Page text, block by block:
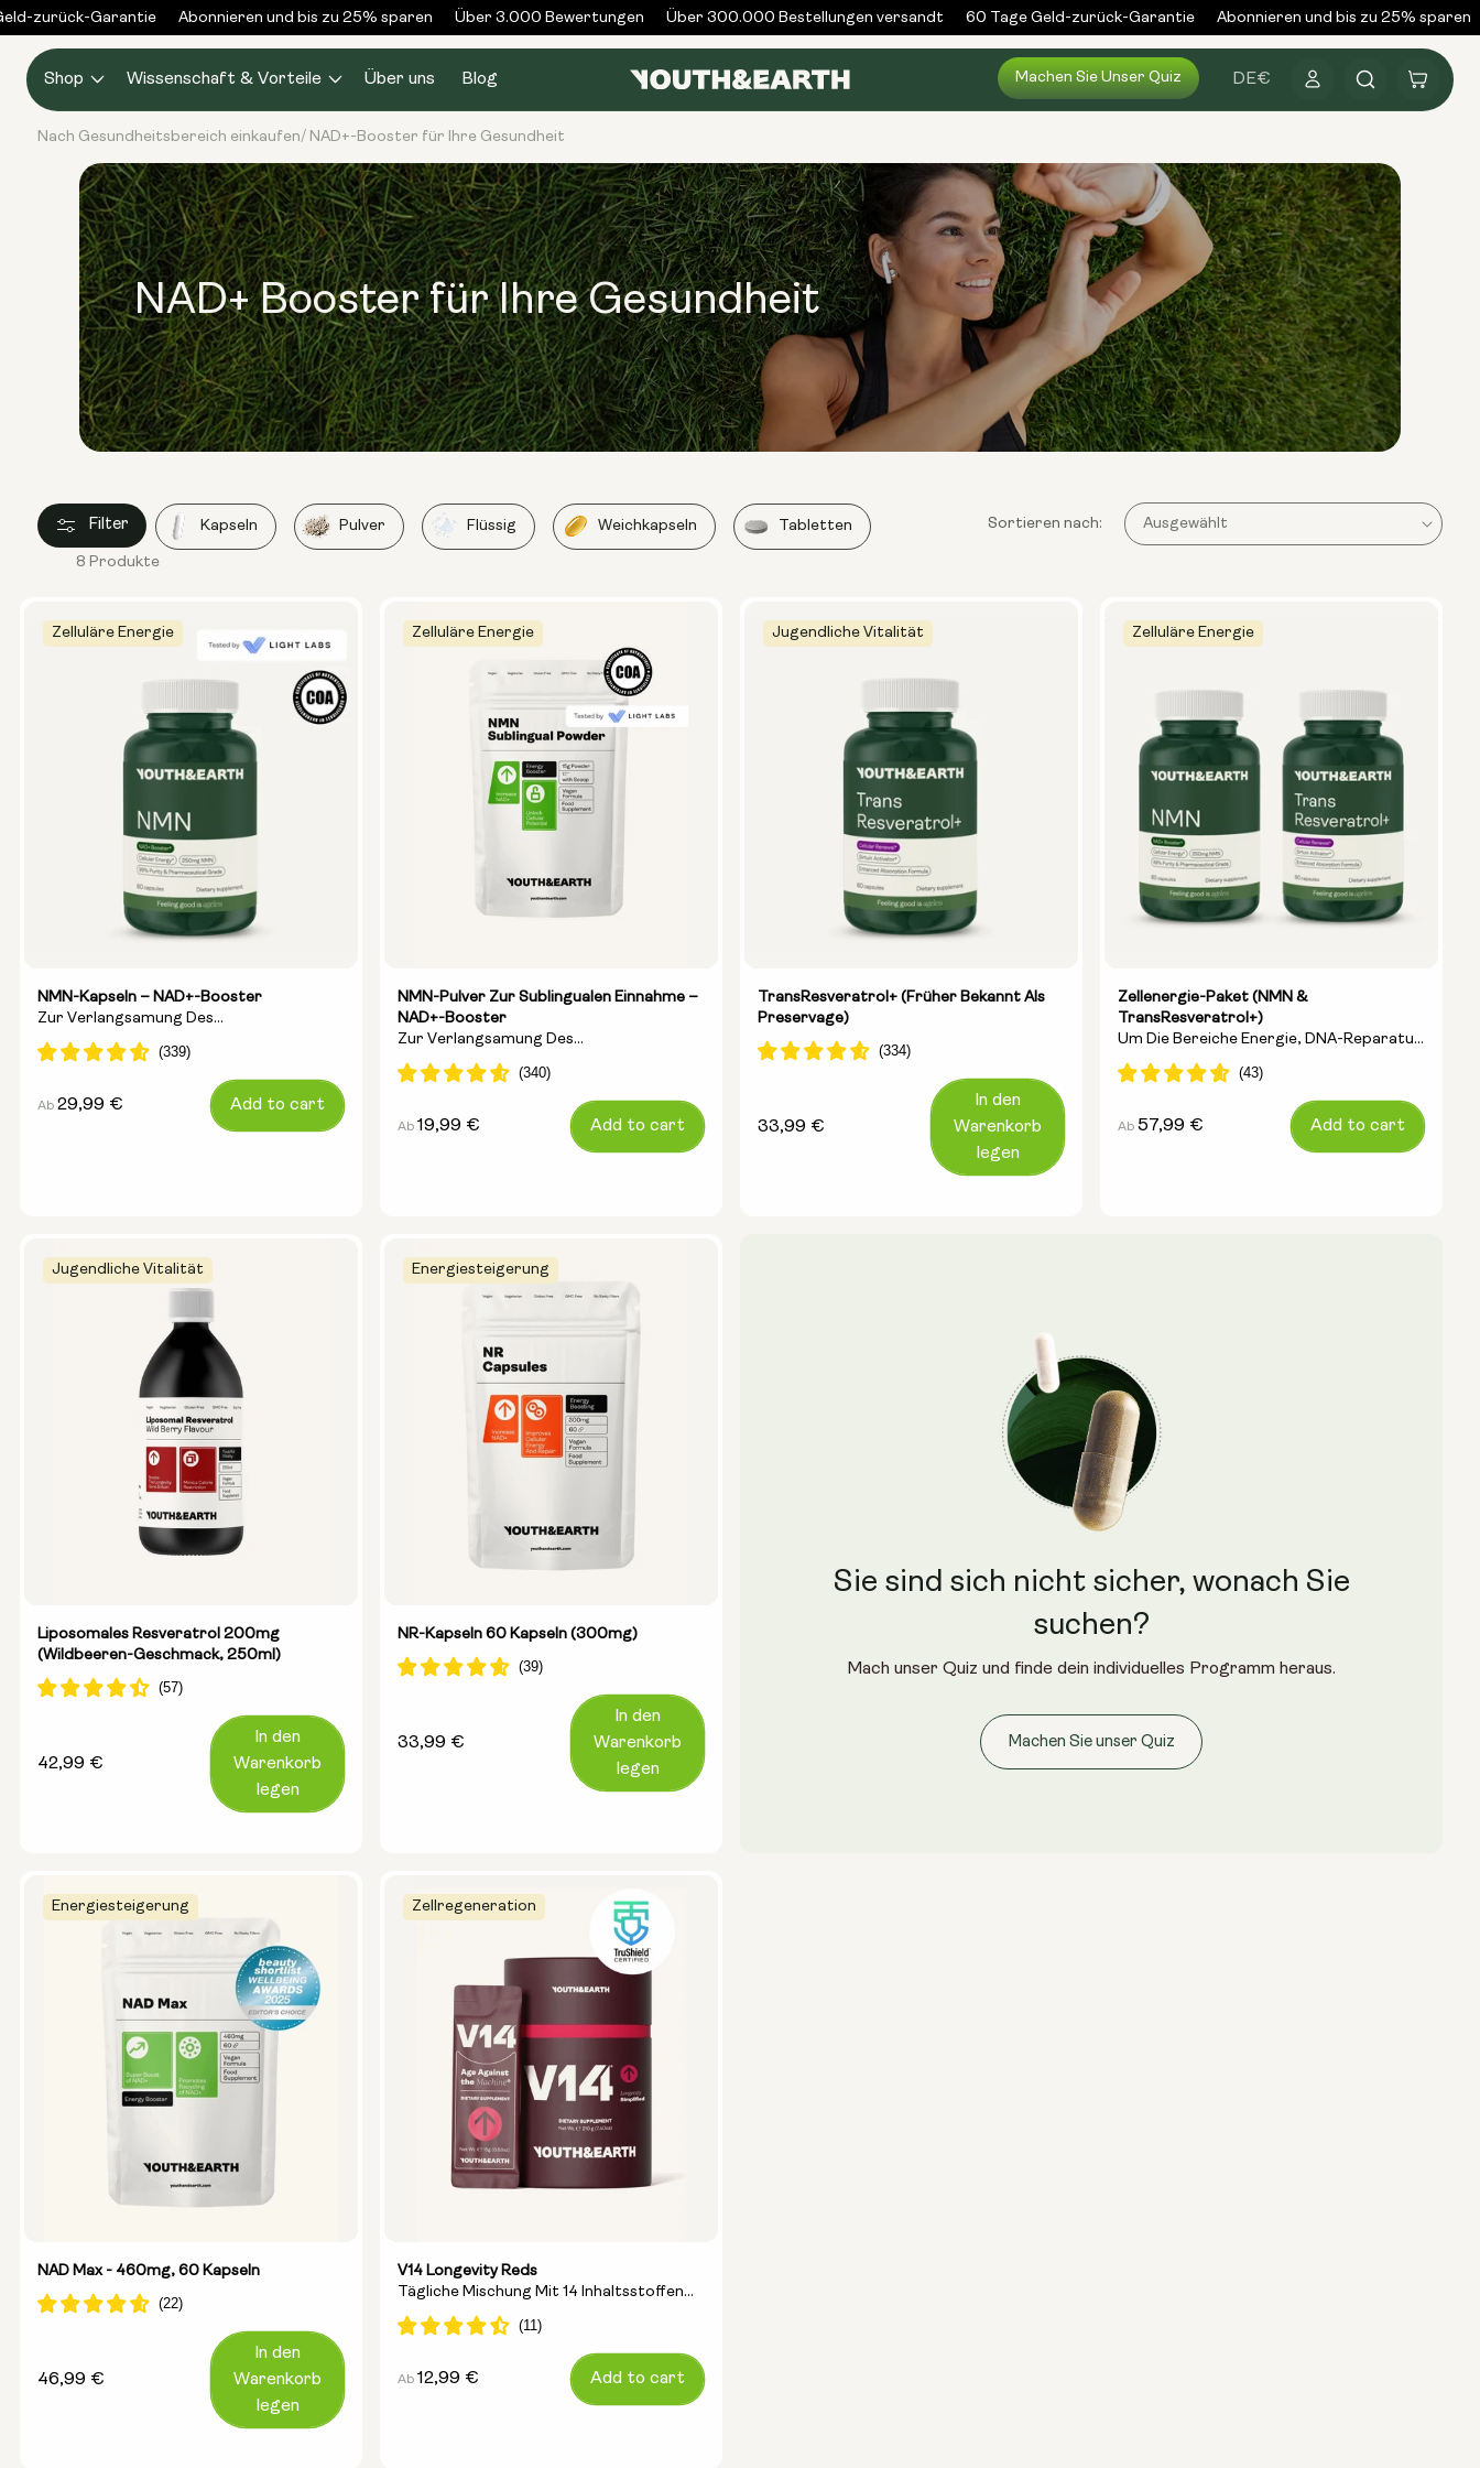
Inhalt
zurück-Garantie Abonnieren und bis zu 25% sparen Über 3.000 Bewertungen Über 300.000 Bestellungen versandt 60 Tage Geld-zurück-Garantie Abonnieren und bis zu 25% sparen
Shop Wissenschaft & Vorteile Über uns Blog Machen Sie Unser Quiz DE€ Anmelden Warenkorb
Nach Gesundheitsbereich einkaufen/ NAD+-Booster für Ihre Gesundheit
NAD+ Booster für Ihre Gesundheit
Filter Kapseln Pulver Flüssig Weichkapseln Tabletten Sortieren nach:
8 Produkte
Zelluläre Energie
NMN-Kapseln – NAD+-Booster
Zur Verlangsamung Des
Alterungsprozesses Und Zur Steigerung
Der Energie
500mg
Regulärer
Ab 29,99 € Add to cart
Zelluläre Energie
NMN-Pulver Zur Sublingualen Einnahme –
NAD+-Booster
Zur Verlangsamung Des
Alterungsprozesses Und Zur Steigerung
Der Energie
Größe des Beutels:
30g 100g
Regulärer
Ab 19,99 € Add to cart
Jugendliche Vitalität
TransResveratrol+ (früher Bekannt Als
Preservage)
Regulärer
33,99 €
In den
Warenkorb
legen
Zelluläre Energie
Zellenergie-Paket (NMN &
TransResveratrol+)
Um Die Bereiche Energie, DNA-Reparatur
Und Anti-Aging Umfassend Anzugehen
Optionen:
NMN 250mg & Preservage
NMN 500mg & Preservage
Regulärer
Ab 57,99 € Add to cart
Jugendliche Vitalität
Liposomales Resveratrol 200mg
(Wildbeeren-Geschmack, 250ml)
Regulärer
42,99 €
In den
Warenkorb
legen
Energiesteigerung
NR-Kapseln 60 Kapseln (300mg)
Regulärer
33,99 €
In den
Warenkorb
legen
Energiesteigerung
NAD Max - 460mg, 60 Kapseln
Regulärer
46,99 €
In den
Warenkorb
legen
Zellregeneration
V14 Longevity Reds
Tägliche Mischung Mit 14 Inhaltsstoffen
Für Ein Langes Leben
Regulärer
Ab 12,99 € Add to cart
Sie sind sich nicht sicher, wonach Sie
suchen?
Mach unser Quiz und finde dein individuelles Programm heraus.
Machen Sie unser Quiz